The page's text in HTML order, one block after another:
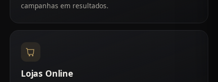
campanhas em resultados.
Lojas Online